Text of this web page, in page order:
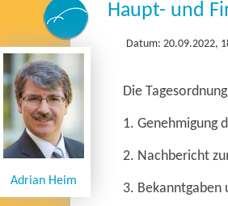
Haupt- und
Datum: 20.09.2022,
Adrian Heim
Die
1. Genehmigung
2. Nachbericht
3. Bekanntgaben